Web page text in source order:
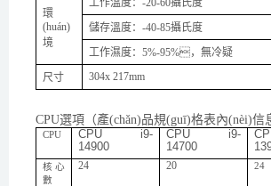
環
(huán)
境
儲存溫度：-40-85攝氏度
工作濕度：5%-95%，無冷疑
尺寸
304x 217mm
CPU選項（產(chǎn)品規(guī)格表內(nèi)信
CPU
CPU i9-
14900
CPU i9-
14700
核心
數
24 20 24